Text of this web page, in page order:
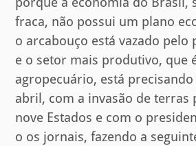
fraca, não possui um plano
o arcabouço está vazado
e o setor mais produtivo, que
agropecuário, está
abril, com a invasão de terras
nove Estados e com o
o os jornais, fazendo a